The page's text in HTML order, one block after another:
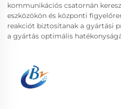
kommunikációs csatornán
eszközökön és központi
reakciót biztosítanak a gyártási
a gyártás optimális